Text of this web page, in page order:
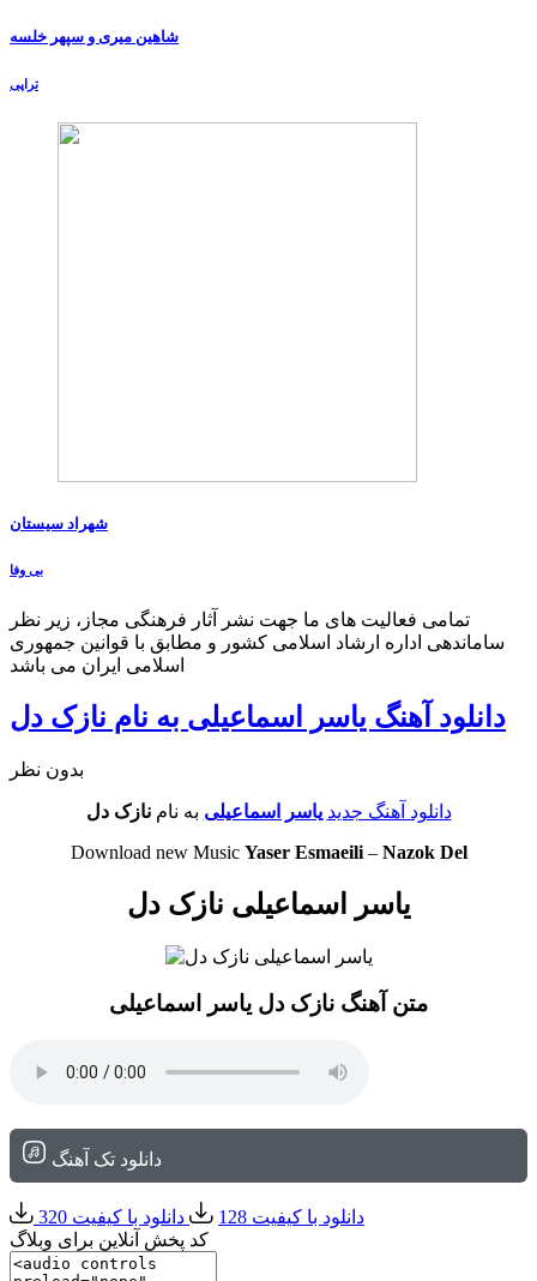
شاهین میری و سپهر خلسه
تراپی
شهراد سیستان
بی وفا
تمامی فعالیت های ما جهت نشر آثار فرهنگی مجاز، زیر نظر
ساماندهی اداره ارشاد اسلامی کشور و مطابق با قوانین جمهوری
اسلامی ایران می باشد
دانلود آهنگ یاسر اسماعیلی به نام نازک دل
بدون نظر
دانلود آهنگ جدید یاسر اسماعیلی به نامنازک دل
Download new Music Yaser Esmaeili– Nazok Del
یاسر اسماعیلی نازک دل
متن آهنگ نازک دل یاسر اسماعیلی
دانلود تک آهنگ
دانلود با کیفیت 128
دانلود با کیفیت 320
کد پخش آنلاین برای وبلاگ